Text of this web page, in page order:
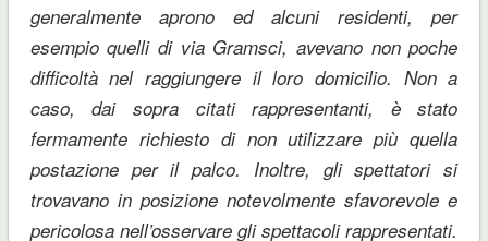
generalmente aprono ed alcuni residenti, per
esempio quelli di via Gramsci, avevano non poche
difficoltà nel raggiungere il loro domicilio. Non a
caso, dai sopra citati rappresentanti, è stato
fermamente richiesto di non utilizzare più quella
postazione per il palco. Inoltre, gli spettatori si
trovavano in posizione notevolmente sfavorevole e
pericolosa nell’osservare gli spettacoli rappresentati.